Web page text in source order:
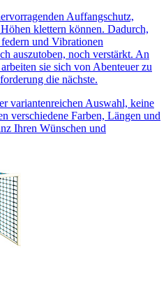
Auffangschutz,
klettern können. Dadurch,
und Vibrationen
auszutoben, noch verstärkt. An
sie sich von Abenteuer zu
die nächste.
variantenreichen Auswahl, keine
verschiedene Farben, Längen und
Ihren Wünschen und